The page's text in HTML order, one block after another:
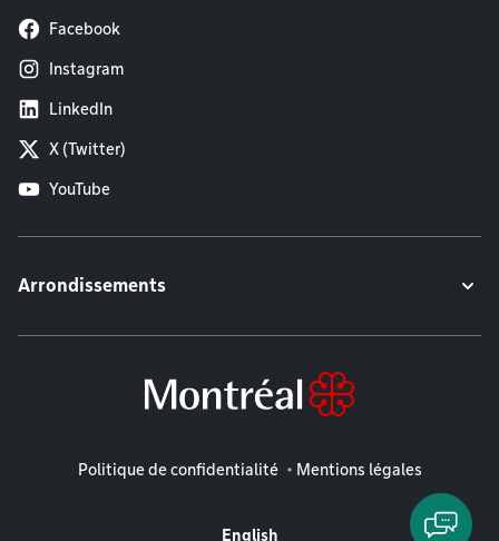
Facebook
Instagram
LinkedIn
X (Twitter)
YouTube
Arrondissements
Mentions légales
Politique de confidentialité Mentions légales
English